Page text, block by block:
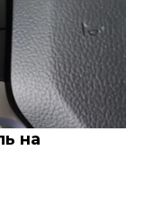
на